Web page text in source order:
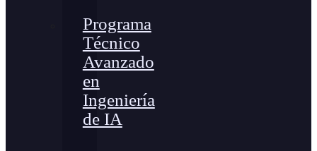
Programa
Técnico
Avanzado
en
Ingeniería
de IA